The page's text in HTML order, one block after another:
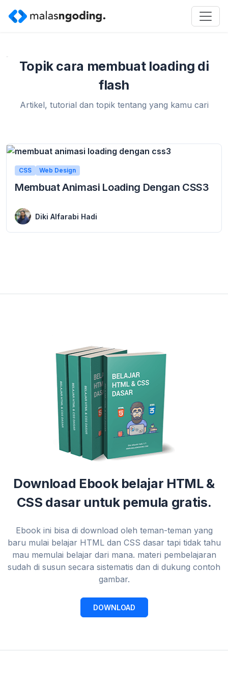
Topik cara membuat loading di
flash
Artikel, tutorial dan topik tentang yang kamu cari
CSS Web Design
Membuat Animasi Loading Dengan CSS3
Diki Alfarabi Hadi
Download Ebook belajar HTML &
CSS dasar untuk pemula gratis.
Ebook ini bisa di download oleh teman-teman yang
baru mulai belajar HTML dan CSS dasar tapi tidak tahu
mau memulai belajar dari mana. materi pembelajaran
sudah di susun secara sistematis dan di dukung contoh
gambar.
DOWNLOAD